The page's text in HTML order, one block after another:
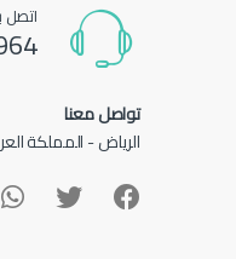
اتصل
تواصل معنا
الرياض - المملكة